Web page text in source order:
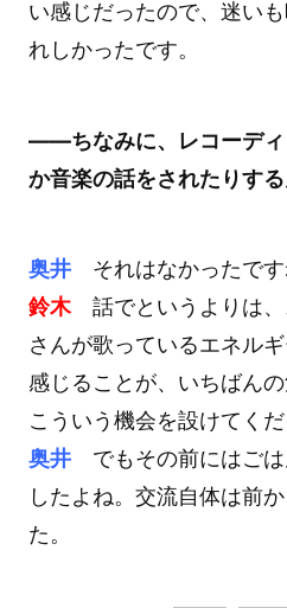
い感じだったので、迷い
れしかったです。
――ちなみに、レコーディ
か音楽の話をされたりす
奥井それはなかったです
鈴木話でというよりは、
さんが歌っているエネル
感じることが、いちばん
こういう機会を設けてくだ
奥井でもその前にはごは
したよね。交流自体は前
た。